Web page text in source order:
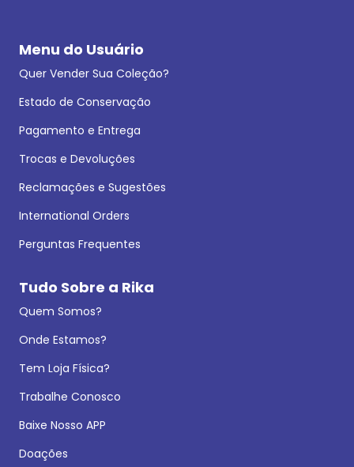
Menu do Usuário
Quer Vender Sua Coleção?
Estado de Conservação
Pagamento e Entrega
Trocas e Devoluções
Reclamações e Sugestões
International Orders
Perguntas Frequentes
Tudo Sobre a Rika
Quem Somos?
Onde Estamos?
Tem Loja Física?
Trabalhe Conosco
Baixe Nosso APP
Doações